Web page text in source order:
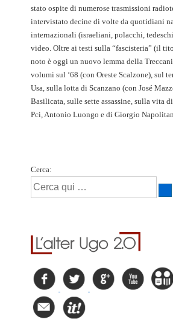
stato ospite di numerose trasmissioni
intervistato decine di volte da quotidiani
internazionali (israeliani, polacchi,
video. Oltre ai testi sulla “fascisteria” (il
noto è oggi un nuovo lemma della
volumi sul ‘68 (con Oreste Scalzone), sul
Usa, sulla lotta di Scanzano (con José
Basilicata, sulle sette assassine, sulla vita
Pci, Antonio Luongo e di Giorgio
Cerca: